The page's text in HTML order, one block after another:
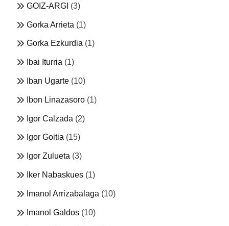
GOIZ-ARGI (3)
Gorka Arrieta (1)
Gorka Ezkurdia (1)
Ibai Iturria (1)
Iban Ugarte (10)
Ibon Linazasoro (1)
Igor Calzada (2)
Igor Goitia (15)
Igor Zulueta (3)
Iker Nabaskues (1)
Imanol Arrizabalaga (10)
Imanol Galdos (10)